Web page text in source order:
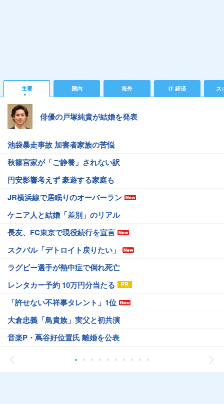
主要 国内 海外 IT 経済 ス
俳優の戸塚純貴が結婚を発表
池袋暴走事故 加害者家族の苦悩
秋篠宮家が「ご静養」されない訳
円安影響考えず 豪遊する家庭も
JR横浜線で居眠りのオーバーラン
ケニア人と結婚「差別」のリアル
長友、FC東京で現役続行を宣言
スクバル「デトロイト戻りたい」
ラグビー選手が熱中症で倒れ死亡
レンタカー予約 10万円分当たる
「許せない不祥事タレント」1位
大倉忠義「鳥貴族」実父と初共演
音楽P・蔦谷好位置氏 離婚を公表